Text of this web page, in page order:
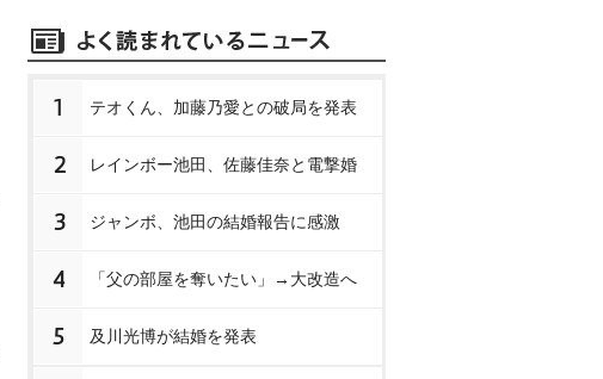
1 テオくん、加藤乃愛との破局を発表
2 レインボー池田、佐藤佳奈と電撃婚
3 ジャンボ、池田の結婚報告に感激
4 「父の部屋を奪いたい」→大改造へ
5 及川光博が結婚を発表